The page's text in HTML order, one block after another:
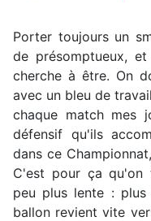
Porter toujours un
de présomptueux,
cherche à être. On
avec un bleu de
chaque match mes
défensif qu'ils
dans ce
C'est pour ça qu'on
peu plus lente :
ballon revient vite